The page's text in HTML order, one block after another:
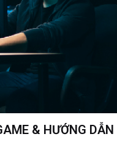
& HƯỚNG